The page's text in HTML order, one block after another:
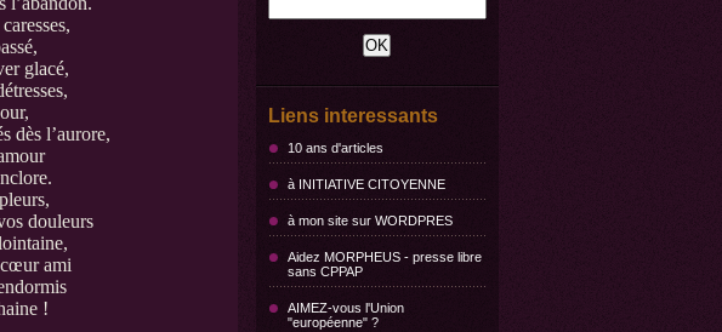
Liens interessants
10 ans d'articles
à INITIATIVE CITOYENNE
à mon site sur WORDPRES
Aidez MORPHEUS - presse libre
sans CPPAP
AIMEZ-vous l'Union
"européenne" ?
glacé,
dès l’aurore,
douleurs
ami
!